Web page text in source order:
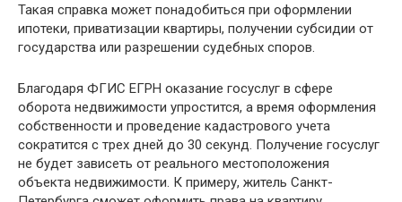
Такая справка может понадобиться при оформлении
ипотеки, приватизации квартиры, получении субсидии от
государства или разрешении судебных споров.
Благодаря ФГИС ЕГРН оказание госуслуг в сфере
оборота недвижимости упростится, а время оформления
собственности и проведение кадастрового учета
сократится с трех дней до 30 секунд. Получение госуслуг
не будет зависеть от реального местоположения
объекта недвижимости. К примеру, житель Санкт-